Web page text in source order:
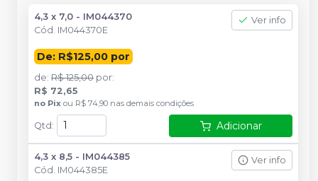
4,3 x 7,0 - IM044370
Cód. IM044370E
Ver info
De: R$125,00 por
de: R$ 125,00 por:
R$ 72,65
no Pix ou R$ 74,90 nas demais condições
Qtd : Adicionar
4,3 x 8,5 - IM044385
Cód. IM044385E
Ver info